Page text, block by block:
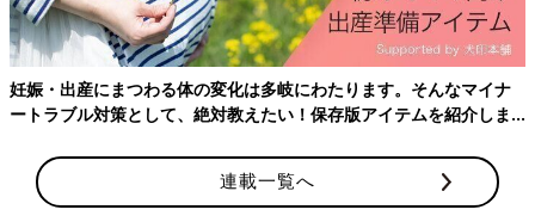
妊娠・出産にまつわる体の変化は多岐にわたります。そんなマイナ
ートラブル対策として、絶対教えたい！保存版アイテムを紹介しま
連載一覧へ